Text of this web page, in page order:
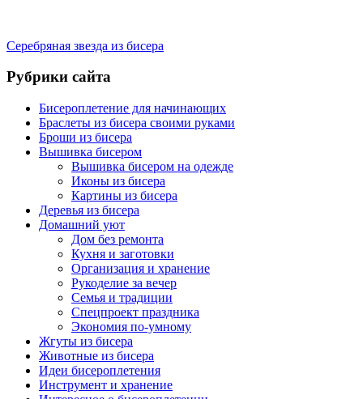
Серебряная звезда из бисера
Рубрики сайта
Бисероплетение для начинающих
Браслеты из бисера своими руками
Броши из бисера
Вышивка бисером
Вышивка бисером на одежде
Иконы из бисера
Картины из бисера
Деревья из бисера
Домашний уют
Дом без ремонта
Кухня и заготовки
Организация и хранение
Рукоделие за вечер
Семья и традиции
Спецпроект праздника
Экономия по-умному
Жгуты из бисера
Животные из бисера
Идеи бисероплетения
Инструмент и хранение